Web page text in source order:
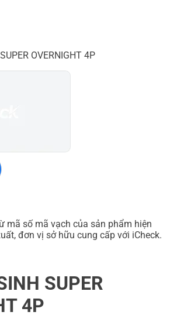
OVERNIGHT 4P
mã số mã vạch của sản phẩm hiện
đơn vị sở hữu cung cấp với iCheck.
SUPER
4P